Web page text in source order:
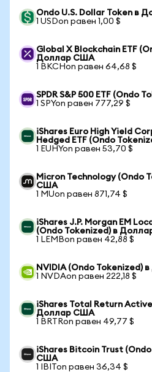
Ondo U.S. Dollar Token в
1 USDon равен 1,00 $
Global X Blockchain ETF
Доллар США
1 BKCHon равен 64,68 $
SPDR S&P 500 ETF (Ondo
1 SPYon равен 777,29 $
iShares Euro High Yield
Hedged ETF (Ondo
1 EUHYon равен 53,70 $
Micron Technology (Ondo
США
1 MUon равен 871,74 $
iShares J.P. Morgan EM
(Ondo Tokenized) в
1 LEMBon равен 42,88 $
NVIDIA (Ondo Tokenized)
1 NVDAon равен 222,18 $
iShares Total Return
Доллар США
1 BRTRon равен 49,77 $
iShares Bitcoin Trust
США
1 IBITon равен 36,34 $